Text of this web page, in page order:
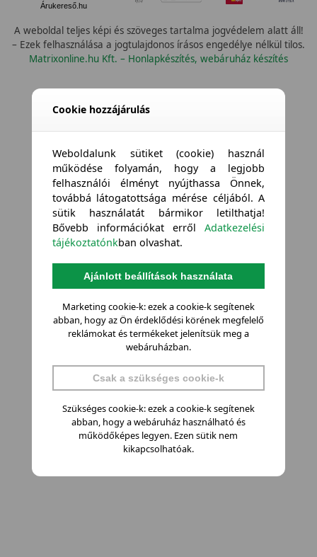
Árukereső.hu
A weboldal teljes képi és szöveges tartalma jogvédelem alatt áll!
– Ezek felhasználása a jogtulajdonos írásos engedélye nélkül tilos.
Matrixonline.hu Kft. – Honlapkészítés, webáruház készítés
Cookie hozzájárulás
Weboldalunk sütiket (cookie) használ
működése folyamán, hogy a legjobb
felhasználói élményt nyújthassa Önnek,
továbbá látogatottsága mérése céljából. A
sütik használatát bármikor letilthatja!
Bővebb információkat errőlAdatkezelési
tájékoztatónkban olvashat.
Ajánlott beállítások használata
Marketing cookie-k: ezek a cookie-k segítenek
abban, hogy az Ön érdeklődési körének megfelelő
reklámokat és termékeket jelenítsük meg a
webáruházban.
Csak a szükséges cookie-k
Szükséges cookie-k: ezek a cookie-k segítenek
abban, hogy a webáruház használható és
működőképes legyen. Ezen sütik nem
kikapcsolhatóak.